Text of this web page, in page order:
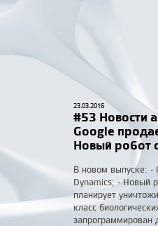
23.03.2016
#53 Новости
Google
Новый робот
В новом выпуске: -
Dynamics; - Новый
планирует
класс
запрограммирован